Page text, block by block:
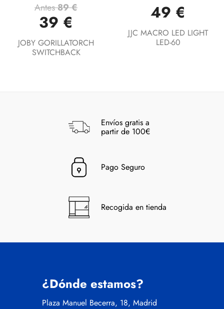
Antes89 €
39 €
JOBY GORILLATORCH
SWITCHBACK
49 €
JJC MACRO LED LIGHT
LED-60
Envíos gratis a
partir de 100€
Pago Seguro
Recogida en tienda
¿Dónde estamos?
Plaza Manuel Becerra, 18, Madrid